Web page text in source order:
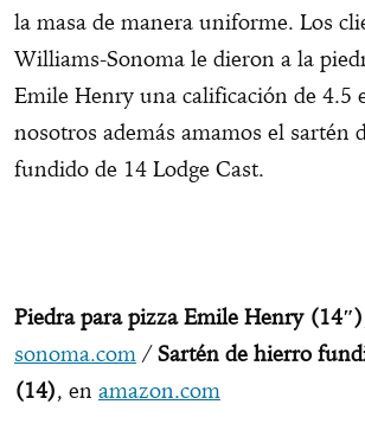
la masa de manera uniforme. Los
Williams-Sonoma le dieron a la
Emile Henry una calificación de 4.5
nosotros además amamos el sartén
fundido de 14 Lodge Cast.
Piedra para pizza Emile Henry (14″)
sonoma.com /Sartén de hierro
(14), en amazon.com